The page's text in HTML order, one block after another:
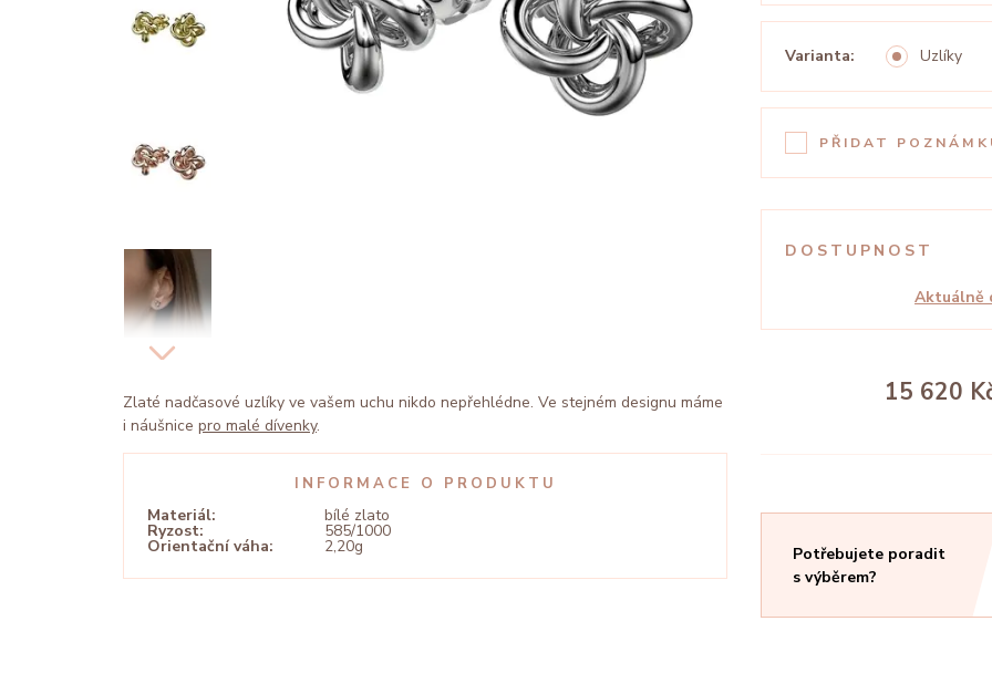
Zlaté nadčasové uzlíky ve vašem uchu nikdo nepřehlédne. Ve stejném designu máme
i náušnice pro malé dívenky.
INFORMACE O PRODUKTU
Materiál: bílé zlato
Ryzost: 585/1000
Orientační váha: 2,20g
Varianta: Uzlíky
PŘIDAT
DOSTUPNOST
Aktuálně
15 620
Potřebujete poradit
s výběrem?